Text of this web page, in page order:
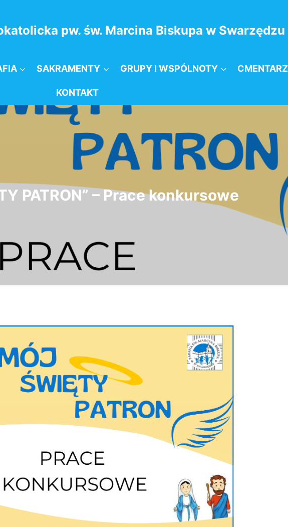
pw. św. Marcina Biskupa w Swarzędzu
SAKRAMENTY GRUPY I WSPÓLNOTY CMENTARZ
KONTAKT
PATRON” – Prace konkursowe